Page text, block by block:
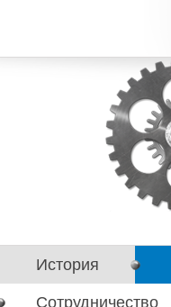
История
Сотрудничество